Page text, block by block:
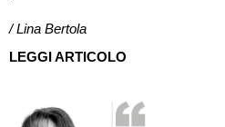
/ Lina Bertola
LEGGI ARTICOLO